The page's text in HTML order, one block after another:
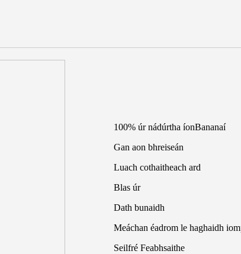
100% úr nádúrtha íonBananaí
Gan aon bhreiseán
Luach cothaitheach ard
Blas úr
Dath bunaidh
Meáchan éadrom le haghaidh
Seilfré Feabhsaithe